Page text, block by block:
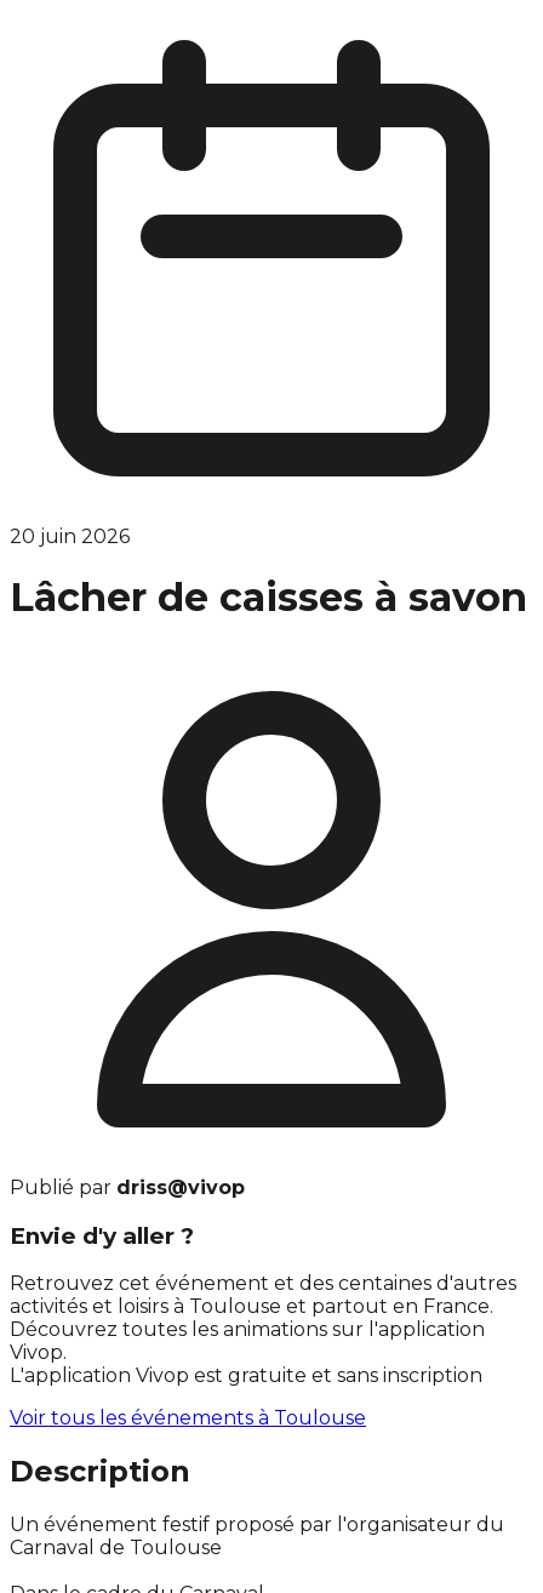
20 juin 2026
Lâcher de caisses à savon
Publié par driss@vivop
Envie d'y aller ?
Retrouvez cet événement et des centaines d'autres
activités et loisirs à Toulouse et partout en France.
Découvrez toutes les animations sur l'application
Vivop.
L'application Vivop est gratuite et sans inscription
Voir tous les événements à Toulouse
Description
Un événement festif proposé par l'organisateur du
Carnaval de Toulouse